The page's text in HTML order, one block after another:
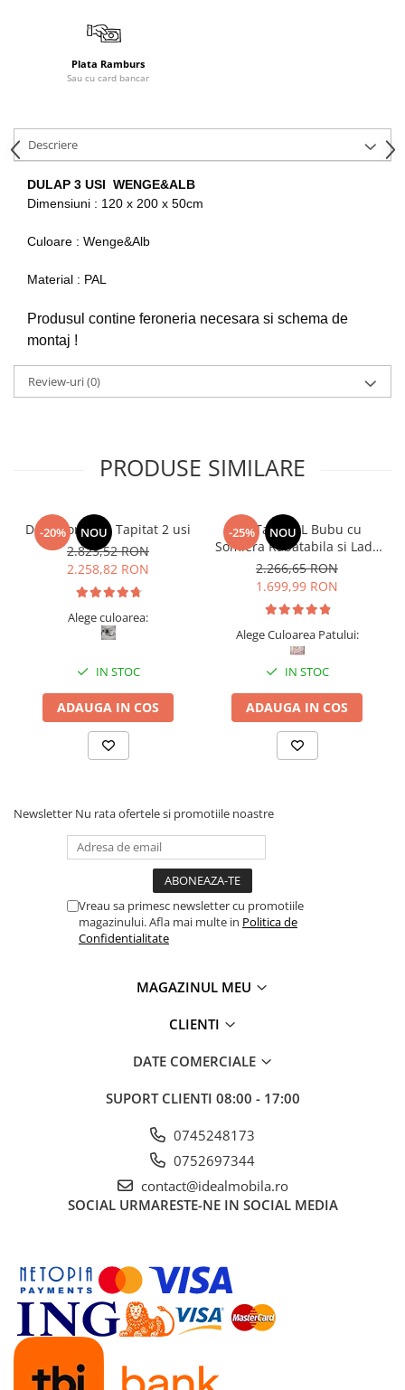
Plata Ramburs
Sau cu card bancar
Descriere
DULAP 3 USI WENGE&ALB
Dimensiuni : 120 x 200 x 50cm
Culoare : Wenge&Alb
Material : PAL
Produsul contine feroneria necesara si schema de
montaj !
Review-uri(0)
PRODUSE SIMILARE
-20% NOU
Dormitor Vista Tapitat 2 usi
2.823,52 RON
2.258,82 RON
Alege culoarea:
IN STOC
ADAUGA IN COS
-25% NOU
Pat Tapitat L Bubu cu
Somiera Rabatabila si Lada
de depozitare
2.266,65 RON
1.699,99 RON
Alege Culoarea Patului:
IN STOC
ADAUGA IN COS
Newsletter Nu rata ofertele si promotiile noastre
Vreau sa primesc newsletter cu promotiile
magazinului. Afla mai multe in Politica de
Confidentialitate
MAGAZINUL MEU
CLIENTI
DATE COMERCIALE
SUPORT CLIENTI 08:00 - 17:00
0745248173
0752697344
contact@idealmobila.ro
SOCIAL URMARESTE-NE IN SOCIAL MEDIA